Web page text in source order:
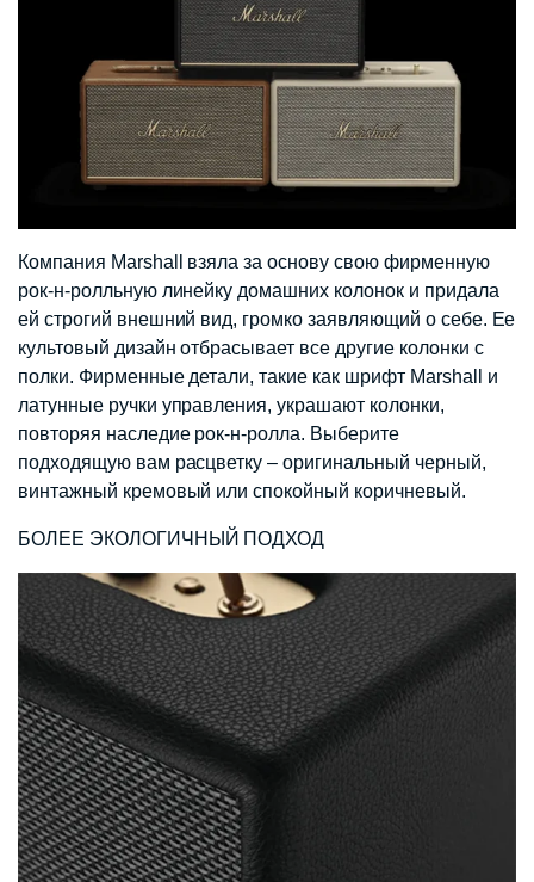
Компания Marshall взяла за основу свою фирменную
рок-н-ролльную линейку домашних колонок и придала
ей строгий внешний вид, громко заявляющий о себе. Ее
культовый дизайн отбрасывает все другие колонки с
полки. Фирменные детали, такие как шрифт Marshall и
латунные ручки управления, украшают колонки,
повторяя наследие рок-н-ролла. Выберите
подходящую вам расцветку – оригинальный черный,
винтажный кремовый или спокойный коричневый.
БОЛЕЕ ЭКОЛОГИЧНЫЙ ПОДХОД